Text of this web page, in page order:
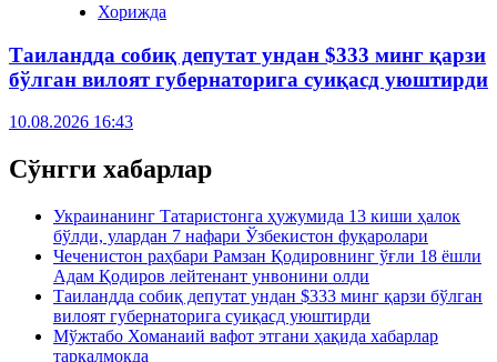
Хорижда
Таиландда собиқ депутат ундан $333 минг қарзи
бўлган вилоят губернаторига суиқасд уюштирди
10.08.2026 16:43
Сўнгги хабарлар
Украинанинг Татаристонга ҳужумида 13 киши ҳалок
бўлди, улардан 7 нафари Ўзбекистон фуқаролари
Чеченистон раҳбари Рамзан Қодировнинг ўғли 18 ёшли
Адам Қодиров лейтенант унвонини олди
Таиландда собиқ депутат ундан $333 минг қарзи бўлган
вилоят губернаторига суиқасд уюштирди
Мўжтабо Хоманаий вафот этгани ҳақида хабарлар
тарқалмоқда